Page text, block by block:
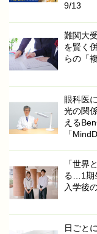
9/13
難関大
を賢く
らの「
眼科医
光の関
える
「
「世界
る…1期
入学後
日ごと